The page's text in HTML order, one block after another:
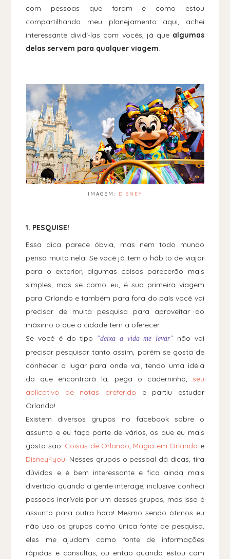
com pessoas que foram e como estou
compartilhando meu planejamento aqui, achei
interessante dividí-las com vocês, já que algumas
delas servem para qualquer viagem.
IMAGEM: DISNEY
1. PESQUISE!
Essa dica parece óbvia, mas nem todo mundo
pensa muito nela. Se você já tem o hábito de viajar
para o exterior, algumas coisas parecerão mais
simples, mas se como eu, é sua primeira viagem
para Orlando e também para fora do país você vai
precisar de muita pesquisa para aproveitar ao
máximo o que a cidade tem a oferecer.
Se você é do tipo
"deixa a vida me levar" não vai
precisar pesquisar tanto assim, porém se gosta de
conhecer o lugar para onde vai, tendo uma idéia
do que encontrará lá, pega o caderninho, seu
aplicativo de notas preferido e partiu estudar
Orlando!
Existem diversos grupos no facebook sobre o
assunto e eu faço parte de vários, os que eu mais
gosto são: Coisas de Orlando, Magia em Orlando e
Disney4you. Nesses grupos o pessoal dá dicas, tira
dúvidas e é bem interessante e fica ainda mais
divertido quando a gente interage, inclusive conheci
pessoas incríveis por um desses grupos, mas isso é
assunto para outra hora! Mesmo sendo ótimos eu
não uso os grupos como única fonte de pesquisa,
eles me ajudam como fonte de informações
rápidas e consultas, ou então quando estou com